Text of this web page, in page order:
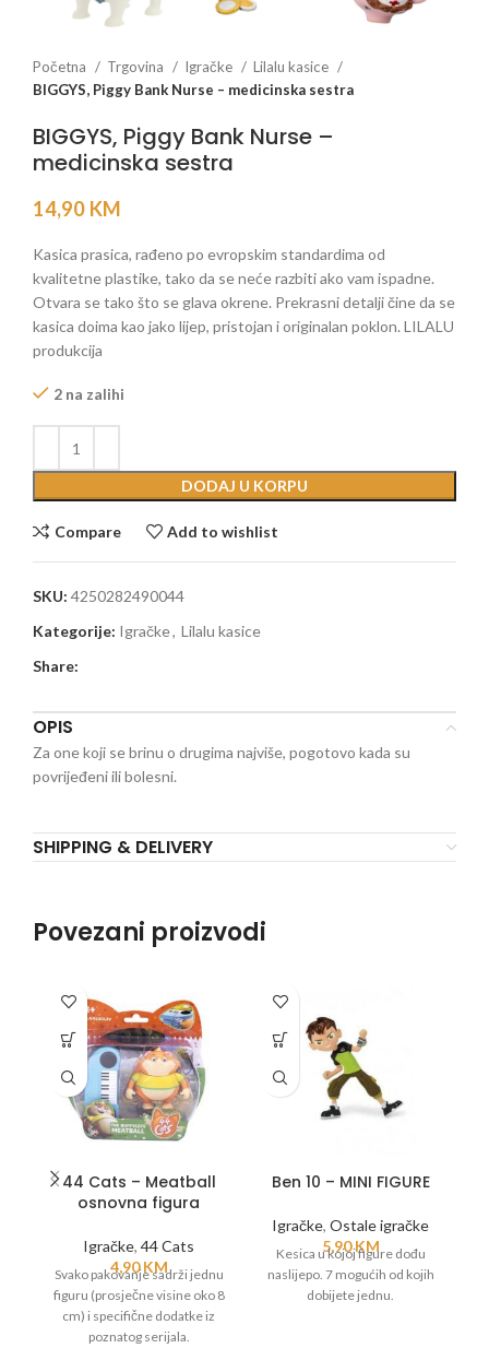
Početna Trgovina Igračke
Lilalu kasice
BIGGYS, Piggy Bank Nurse – medicinska sestra
BIGGYS, Piggy Bank Nurse –
medicinska sestra
14,90 KM
Kasica prasica, rađeno po evropskim standardima od
kvalitetne plastike, tako da se neće razbiti ako vam ispadne.
Otvara se tako što se glava okrene. Prekrasni detalji čine da se
kasica doima kao jako lijep, pristojan i originalan poklon. LILALU
produkcija
2 na zalihi
DODAJ U KORPU
Compare Add to wishlist
SKU: 4250282490044
Kategorije: Igračke, Lilalu kasice
Share:
OPIS
Za one koji se brinu o drugima najviše, pogotovo kada su
povrijeđeni ili bolesni.
SHIPPING & DELIVERY
Povezani proizvodi
44 Cats – Meatball
osnovna figura
Igračke, 44 Cats
4,90KM
Svako pakovanje sadrži jednu
figuru (prosječne visine oko 8
cm) i specifične dodatke iz
poznatog serijala.
Ben 10 – MINI FIGURE
Igračke, Ostale igračke
5,90KM
Kesica u kojoj figure dođu
naslijepo. 7 mogućih od kojih
dobijete jednu.